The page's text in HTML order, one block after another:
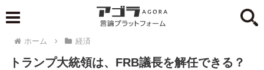
ホーム 経済
トランプ大統領は、FRB議長を解任できる？